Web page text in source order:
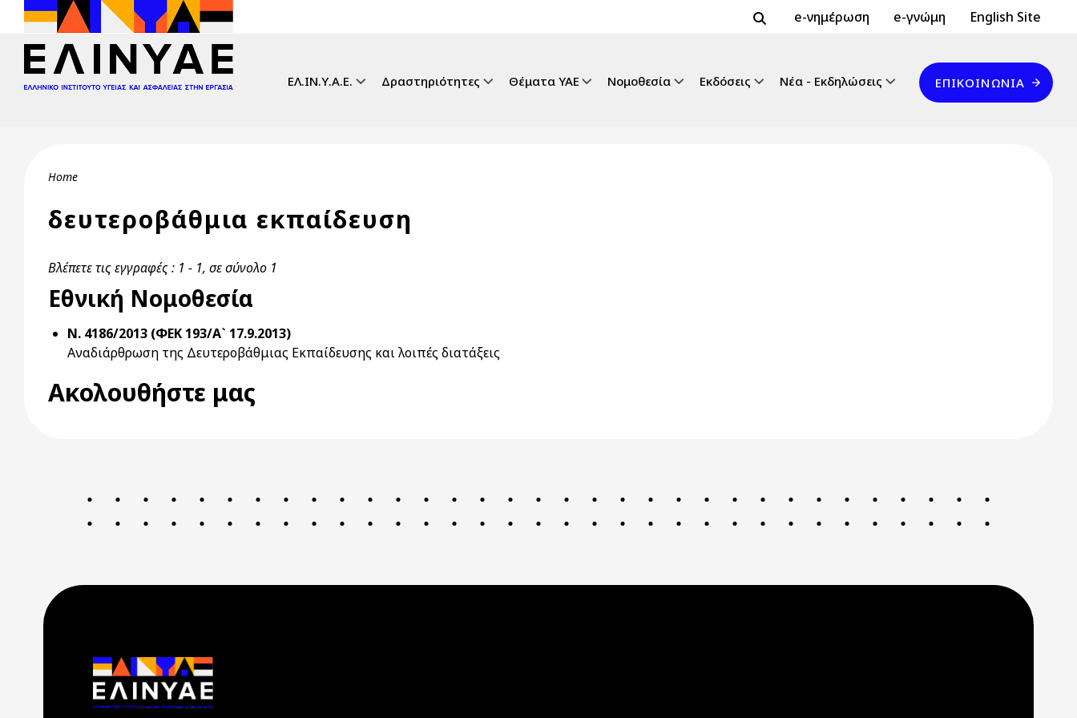
Skip to main content Header Top 2
e-νημέρωση e-γνώμη Header Top
English Site
ΕΛ.ΙΝ.Υ.Α.Ε. Δραστηριότητες Θέματα ΥΑΕ Νομοθεσία Εκδόσεις Νέα - Εκδηλώσεις
Επικοινωνία
ΕΠΙΚΟΙΝΩΝΊΑ
Breadcrumb
Home
δευτεροβάθμια εκπαίδευση
Βλέπετε τις εγγραφές : 1 - 1, σε σύνολο 1
Εθνική Νομοθεσία
Ν. 4186/2013 (ΦΕΚ 193/Α` 17.9.2013)
Αναδιάρθρωση της Δευτεροβάθμιας Εκπαίδευσης και λοιπές διατάξεις
Ακολουθήστε μας